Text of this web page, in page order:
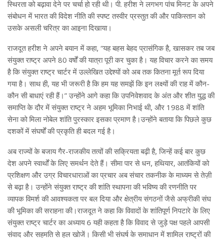
स्थिरता को बढ़ावा देने पर चर्चा हो रही थी। पी. हरीश ने लगभग पांच मिनट के अपने
संबोधन में भारत की विदेश नीति की स्पष्ट तस्वीर प्रस्तुत की और पाकिस्तान को
उसके असली चरित्र का आइना दिखाया।
राजदूत हरीश ने अपने बयान में कहा, “यह बहस बेहद प्रासंगिक है, खासकर तब जब
संयुक्त राष्ट्र अपने 80 वर्षों की यात्रा पूरी कर चुका है। यह विचार करने का समय
है कि संयुक्त राष्ट्र चार्टर में उल्लेखित उद्देश्यों को अब तक कितना मूर्त रूप दिया
गया है। साथ ही, यह भी जरूरी है कि हम यह समझें कि इन लक्ष्यों की राह में कौन-
कौन सी बाधाएं रही हैं।” उन्होंने आगे कहा कि उपनिवेशवाद के अंत और शीत युद्ध की
समाप्ति के दौर में संयुक्त राष्ट्र ने अहम भूमिका निभाई थी, और 1988 में शांति
सेना को मिला नोबेल शांति पुरस्कार इसका प्रमाण है।उन्होंने बताया कि पिछले कुछ
दशकों में संघर्षों की प्रकृति ही बदल गई है।
अब राज्यों के बजाय गैर-राजकीय तत्वों की सक्रियता बढ़ी है, जिन्हें कई बार कुछ
देश अपने स्वार्थों के लिए समर्थन देते हैं। सीमा पार से धन, हथियार, आतंकियों को
प्रशिक्षण और उग्र विचारधाराओं का प्रचार अब संचार तकनीक के माध्यम से तेज़ी
से बढ़ा है। उन्होंने संयुक्त राष्ट्र की शांति स्थापना की भविष्य की रणनीति पर
व्यापक विमर्श की आवश्यकता पर बल दिया और क्षेत्रीय संगठनों जैसे अफ्रीकी संघ
की भूमिका की सराहना की।राजदूत ने कहा कि विवादों के शांतिपूर्ण निपटारे के लिए
संयुक्त राष्ट्र चार्टर का अध्याय 6 यही कहता है कि विवाद से जुड़े पक्ष पहले आपसी
संवाद और सहमति से हल खोजें। किसी भी संघर्ष के समाधान में शामिल राष्ट्रों की